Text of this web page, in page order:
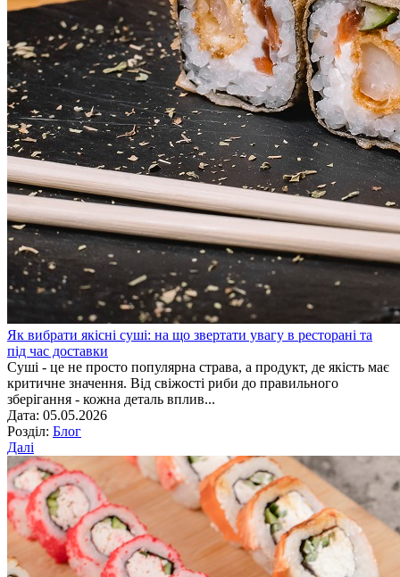
Як вибрати якісні суші: на що звертати увагу в ресторані та
під час доставки
Суші - це не просто популярна страва, а продукт, де якість має
критичне значення. Від свіжості риби до правильного
зберігання - кожна деталь вплив...
Дата: 05.05.2026
Розділ: Блог
Далі